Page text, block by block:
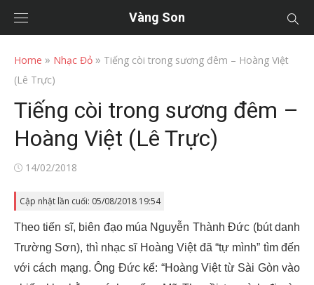
Vàng Son
Home » Nhạc Đỏ » Tiếng còi trong sương đêm – Hoàng Việt
(Lê Trực)
Tiếng còi trong sương đêm –
Hoàng Việt (Lê Trực)
Posted
14/02/2018
Cập nhật lần cuối: 05/08/2018 19:54
Theo tiến sĩ, biên đạo múa Nguyễn Thành Đức (bút danh
Trường Sơn), thì nhạc sĩ Hoàng Việt đã “tự mình” tìm đến
với cách mạng. Ông Đức kể: “Hoàng Việt từ Sài Gòn vào